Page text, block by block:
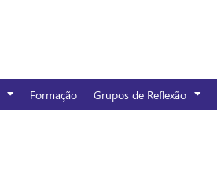
Formação Grupos de Reflexão